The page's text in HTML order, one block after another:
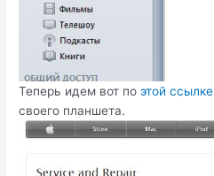
Теперь идем вот поэтой ссылке
своего планшета.